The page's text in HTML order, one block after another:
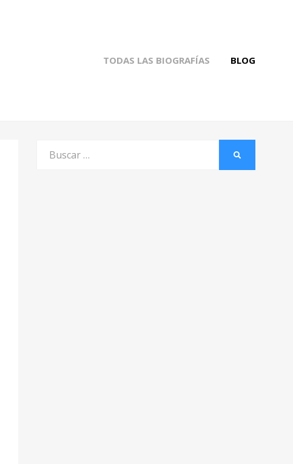
TODAS LAS BIOGRAFÍAS BLOG
Buscar